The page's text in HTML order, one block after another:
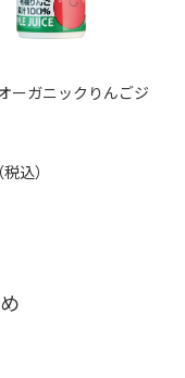
ーガニックりんごジ
込）